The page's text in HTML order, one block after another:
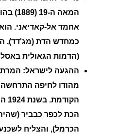
המאה ה-19 (1889) בהודו על ידי
אחמד אל-קאדיאני.
כמחדש הדת (מג'דד),
(הדמות הגאולית
ההגעה לישראל: המרת
הכת לכפר כבביר
הכרמל), והצליח